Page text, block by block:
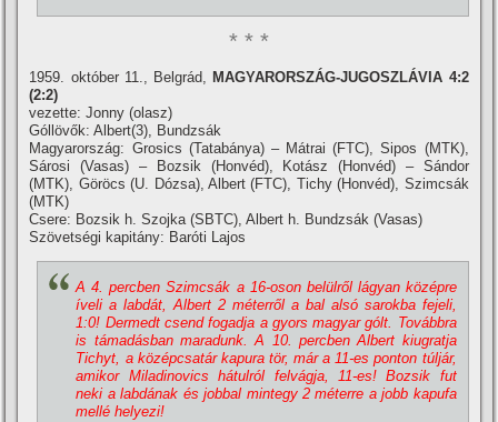
* * *
1959. október 11., Belgrád, MAGYARORSZÁG-JUGOSZLÁVIA 4:2
(2:2)
vezette: Jonny (olasz)
Góllövők: Albert(3), Bundzsák
Magyarország: Grosics (Tatabánya) – Mátrai (FTC), Sipos (MTK),
Sárosi (Vasas) – Bozsik (Honvéd), Kotász (Honvéd) – Sándor
(MTK), Göröcs (U. Dózsa), Albert (FTC), Tichy (Honvéd), Szimcsák
(MTK)
Csere: Bozsik h. Szojka (SBTC), Albert h. Bundzsák (Vasas)
Szövetségi kapitány: Baróti Lajos
A 4. percben Szimcsák a 16-oson belülről lágyan középre
í­veli a labdát, Albert 2 méterről a bal alsó sarokba fejeli,
1:0! Dermedt csend fogadja a gyors magyar gólt. Továbbra
is támadásban maradunk. A 10. percben Albert kiugratja
Tichyt, a középcsatár kapura tör, már a 11-es ponton túljár,
amikor Miladinovics hátulról felvágja, 11-es! Bozsik fut
neki a labdának és jobbal mintegy 2 méterre a jobb kapufa
mellé helyezi!